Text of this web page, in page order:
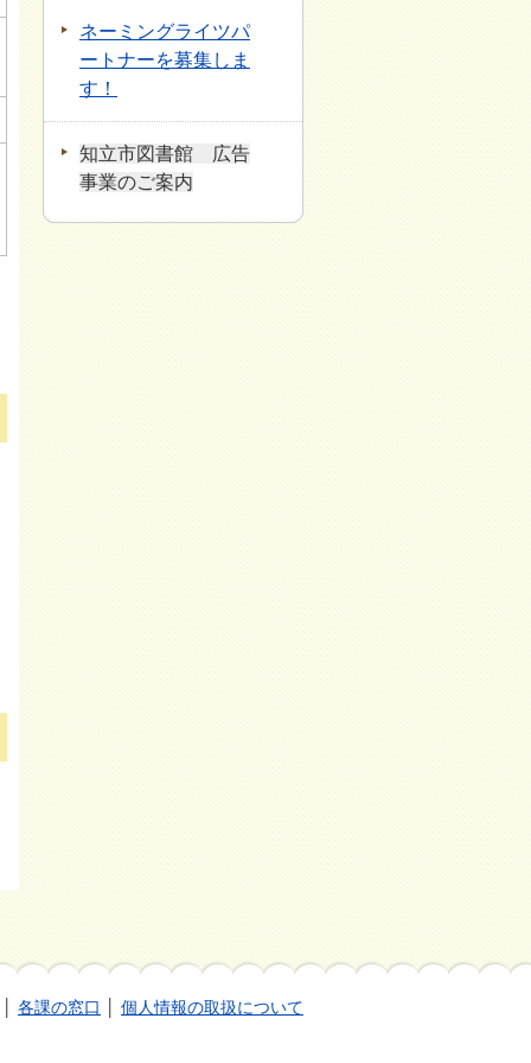
ネーミングライツパ
ートナーを募集しま
す！
知立市図書館 広告
事業のご案内
各課の窓口 個人情報の取扱について